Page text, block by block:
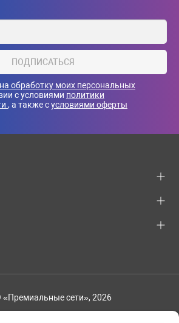
ПОДПИСАТЬСЯ
обработку моих персональных
с условиями политики
, а также сусловиями оферты
сети», 2026